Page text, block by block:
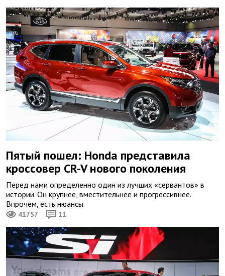
Пятый пошел: Honda представила
кроссовер CR-V нового поколения
Перед нами определенно один из лучших «сервантов» в
истории. Он крупнее, вместительнее и прогрессивнее.
Впрочем, есть нюансы.
41757 11